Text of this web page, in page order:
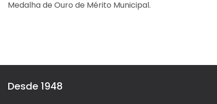
Medalha de Ouro de Mérito Municipal.
Desde 1948